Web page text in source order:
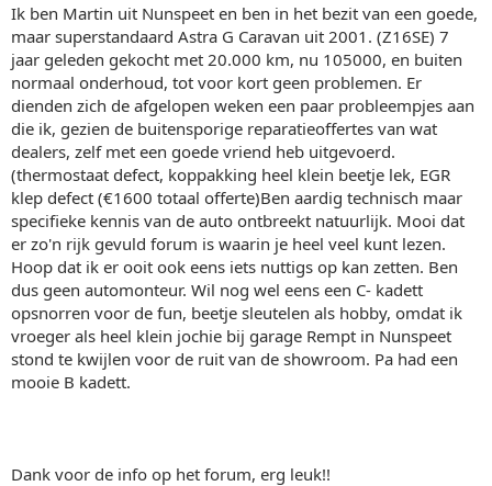
Ik ben Martin uit Nunspeet en ben in het bezit van een goede,
maar superstandaard Astra G Caravan uit 2001. (Z16SE) 7
jaar geleden gekocht met 20.000 km, nu 105000, en buiten
normaal onderhoud, tot voor kort geen problemen. Er
dienden zich de afgelopen weken een paar probleempjes aan
die ik, gezien de buitensporige reparatieoffertes van wat
dealers, zelf met een goede vriend heb uitgevoerd.
(thermostaat defect, koppakking heel klein beetje lek, EGR
klep defect (€1600 totaal offerte)Ben aardig technisch maar
specifieke kennis van de auto ontbreekt natuurlijk. Mooi dat
er zo'n rijk gevuld forum is waarin je heel veel kunt lezen.
Hoop dat ik er ooit ook eens iets nuttigs op kan zetten. Ben
dus geen automonteur. Wil nog wel eens een C- kadett
opsnorren voor de fun, beetje sleutelen als hobby, omdat ik
vroeger als heel klein jochie bij garage Rempt in Nunspeet
stond te kwijlen voor de ruit van de showroom. Pa had een
mooie B kadett.
Dank voor de info op het forum, erg leuk!!